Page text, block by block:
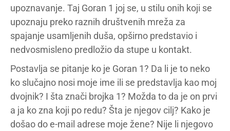
upoznavanje. Taj Goran 1 joj se, u stilu onih koji se
upoznaju preko raznih društvenih mreža za
spajanje usamljenih duša, opširno predstavio i
nedvosmisleno predložio da stupe u kontakt.
Postavlja se pitanje ko je Goran 1? Da li je to neko
ko slučajno nosi moje ime ili se predstavlja kao moj
dvojnik? I šta znači brojka 1? Možda to da je on prvi
a ja ko zna koji po redu? Šta je njegov cilj? Kako je
došao do e-mail adrese moje žene? Nije li njegovo